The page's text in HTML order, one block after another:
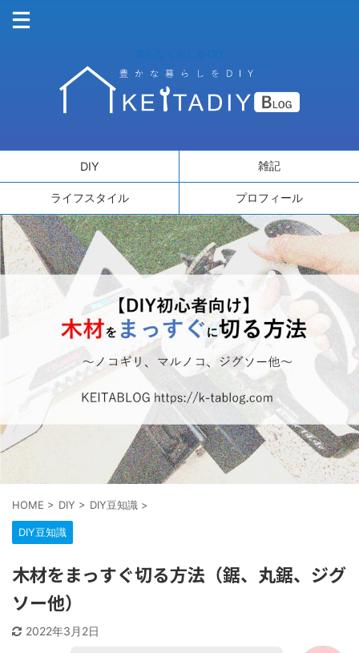
豊かなくらしをDIY
DIY 雑記
ライフスタイル プロフィール
HOME > DIY > DIY豆知識 >
DIY豆知識
木材をまっすぐ切る方法（鋸、丸鋸、ジグ
ソー他）
2022年3月2日